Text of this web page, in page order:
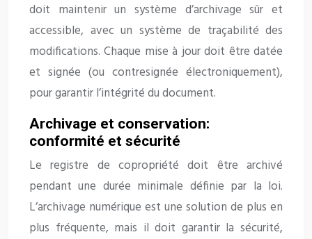
doit maintenir un système d’archivage sûr et
accessible, avec un système de traçabilité des
modifications. Chaque mise à jour doit être datée
et signée (ou contresignée électroniquement),
pour garantir l’intégrité du document.
Archivage et conservation:
conformité et sécurité
Le registre de copropriété doit être archivé
pendant une durée minimale définie par la loi.
L’archivage numérique est une solution de plus en
plus fréquente, mais il doit garantir la sécurité,